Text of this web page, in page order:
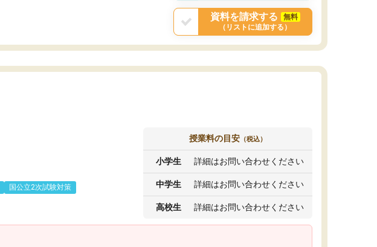
資料を請求する
無料
（リストに追加する）
国公立2次試験対策
授業料の目安 （税込）
小学生 詳細はお問い合わせください
中学生 詳細はお問い合わせください
高校生 詳細はお問い合わせください